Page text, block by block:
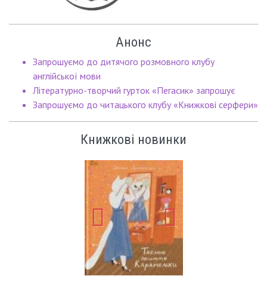
Анонс
Запрошуємо до дитячого розмовного клубу
англійської мови
Літературно-творчий гурток «Пегасик» запрошує
Запрошуємо до читацького клубу «Книжкові серфери»
Книжкові новинки